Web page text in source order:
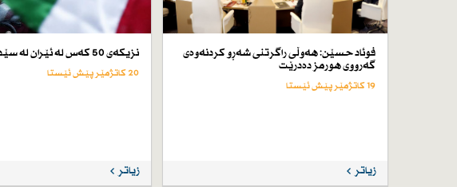
فوئاد حسێن: هەوڵی راگرتنی شەڕو كردنەوەی
گەرووی هورمز دەدرێت
19 کاتژمێر پێش ئێستا
زیاتر
نزیكەی 50 كەس لە ئێران لە سێدارە دراون
20 کاتژمێر پێش ئێستا
زیاتر